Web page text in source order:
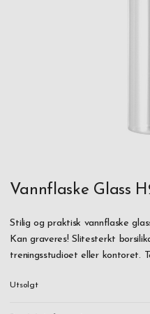
Vannflaske Glass
Stilig og praktisk vannflaske
Kan graveres! Slitesterkt
treningsstudioet eller kontoret.
Utsolgt